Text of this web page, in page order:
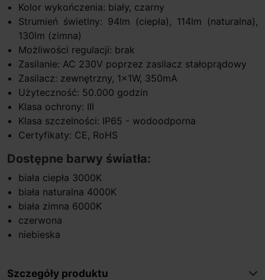
Kolor wykończenia: biały, czarny
Strumień świetlny: 94lm (ciepła), 114lm (naturalna),
130lm (zimna)
Możliwości regulacji: brak
Zasilanie: AC 230V poprzez zasilacz stałoprądowy
Zasilacz: zewnętrzny, 1x1W, 350mA
Użyteczność: 50.000 godzin
Klasa ochrony: III
Klasa szczelności: IP65 - wodoodporna
Certyfikaty: CE, RoHS
Dostępne barwy światła:
biała ciepła 3000K
biała naturalna 4000K
biała zimna 6000K
czerwona
niebieska
Szczegóły produktu